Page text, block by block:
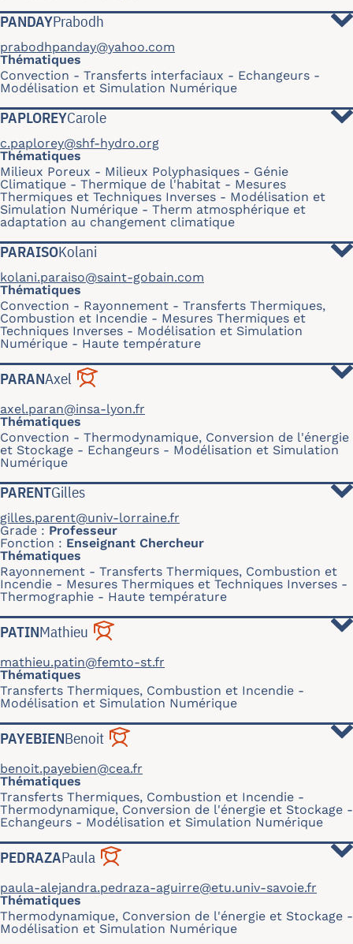
PANDAYPrabodh
prabodhpanday@yahoo.com
Thématiques
Convection
Transferts interfaciaux
Echangeurs
Modélisation et Simulation Numérique
PAPLOREYCarole
c.paplorey@shf-hydro.org
Thématiques
Milieux Poreux
Milieux Polyphasiques
Génie
Climatique - Thermique de l'habitat
Mesures
Thermiques et Techniques Inverses
Modélisation et
Simulation Numérique
Therm atmosphérique et
adaptation au changement climatique
PARAISOKolani
kolani.paraiso@saint-gobain.com
Thématiques
Convection
Rayonnement
Transferts Thermiques,
Combustion et Incendie
Mesures Thermiques et
Techniques Inverses
Modélisation et Simulation
Numérique
Haute température
PARANAxel
axel.paran@insa-lyon.fr
Thématiques
Convection
Thermodynamique, Conversion de l'énergie
et Stockage
Echangeurs
Modélisation et Simulation
Numérique
PARENTGilles
gilles.parent@univ-lorraine.fr
Grade
Professeur
Fonction
Enseignant Chercheur
Thématiques
Rayonnement
Transferts Thermiques, Combustion et
Incendie
Mesures Thermiques et Techniques Inverses
Thermographie
Haute température
PATINMathieu
mathieu.patin@femto-st.fr
Thématiques
Transferts Thermiques, Combustion et Incendie
Modélisation et Simulation Numérique
PAYEBIENBenoit
benoit.payebien@cea.fr
Thématiques
Transferts Thermiques, Combustion et Incendie
Thermodynamique, Conversion de l'énergie et Stockage
Echangeurs
Modélisation et Simulation Numérique
PEDRAZAPaula
paula-alejandra.pedraza-aguirre@etu.univ-savoie.fr
Thématiques
Thermodynamique, Conversion de l'énergie et Stockage
Modélisation et Simulation Numérique